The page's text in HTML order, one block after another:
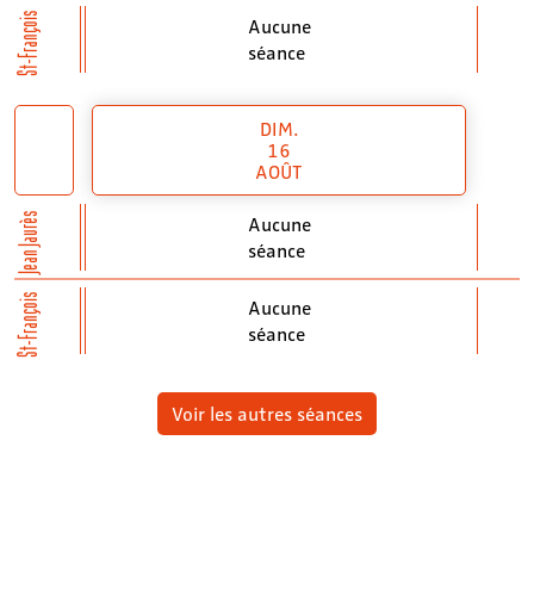
St-François
Aucune
séance
Jean Jaurès
St-François
DIM.
16
AOÛT
Aucune
séance
Aucune
séance
Voir les autres séances